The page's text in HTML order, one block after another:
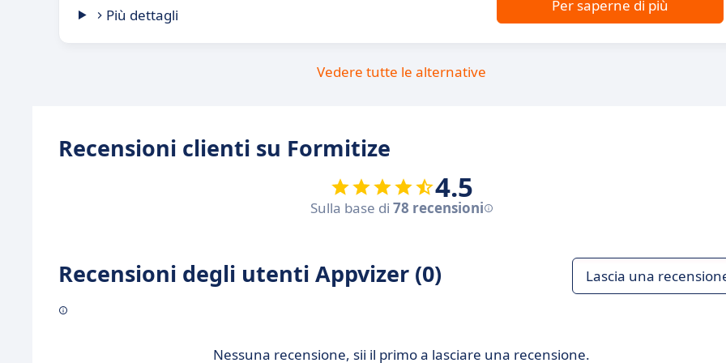
Più dettagli
Per saperne di più
Vedere tutte le alternative
Recensioni clienti su Formitize
4.5
Sulla base di 78 recensioni
Recensioni degli utenti Appvizer (0) Lascia una
Nessuna recensione, sii il primo a lasciare una recensione.